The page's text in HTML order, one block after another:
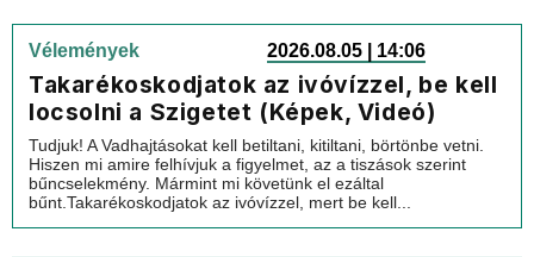
Vélemények 2026.08.05 | 14:06
Takarékoskodjatok az ivóvízzel, be kell
locsolni a Szigetet (Képek, Videó)
Tudjuk! A Vadhajtásokat kell betiltani, kitiltani, börtönbe vetni.
Hiszen mi amire felhívjuk a figyelmet, az a tiszások szerint
bűncselekmény. Mármint mi követünk el ezáltal
bűnt.Takarékoskodjatok az ivóvízzel, mert be kell...